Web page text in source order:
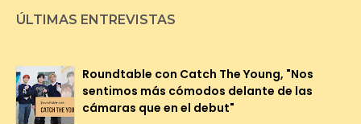
ÚLTIMAS ENTREVISTAS
Roundtable con Catch The Young, "Nos
sentimos más cómodos delante de las
cámaras que en el debut"